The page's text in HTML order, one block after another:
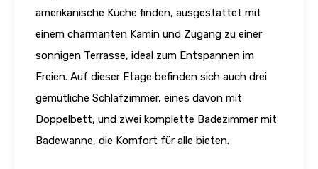
amerikanische Küche finden, ausgestattet mit
einem charmanten Kamin und Zugang zu einer
sonnigen Terrasse, ideal zum Entspannen im
Freien. Auf dieser Etage befinden sich auch drei
gemütliche Schlafzimmer, eines davon mit
Doppelbett, und zwei komplette Badezimmer mit
Badewanne, die Komfort für alle bieten.